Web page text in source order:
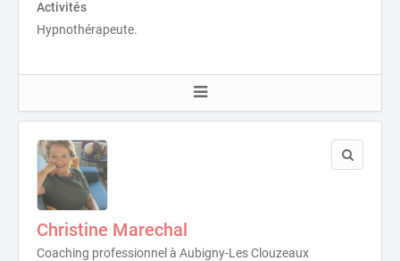
Activités
Hypnothérapeute.
Christine Marechal
Coaching professionnel à Aubigny-Les Clouzeaux